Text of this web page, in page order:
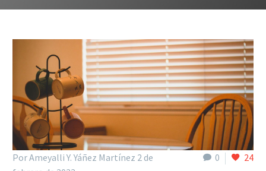
0 24
Por Ameyalli Y. Yáñez Martínez 2 de